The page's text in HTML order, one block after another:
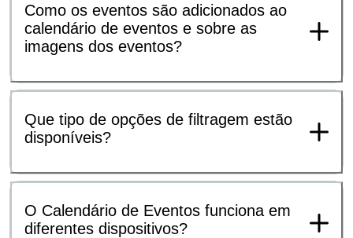
Como os eventos são adicionados ao
calendário de eventos e sobre as
imagens dos eventos?
Que tipo de opções de filtragem estão
disponíveis?
O Calendário de Eventos funciona em
diferentes dispositivos?